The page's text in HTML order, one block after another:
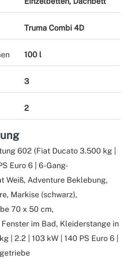
Truma Combi 4D
100 l
3
2
602 (Fiat Ducato 3.500 kg |
Euro 6 | 6-Gang-
Weiß, Adventure Beklebung,
Markise (schwarz),
70 x 50 cm,
im Bad, Kleiderstange in
| 2.2 | 103 kW | 140 PS Euro 6 |